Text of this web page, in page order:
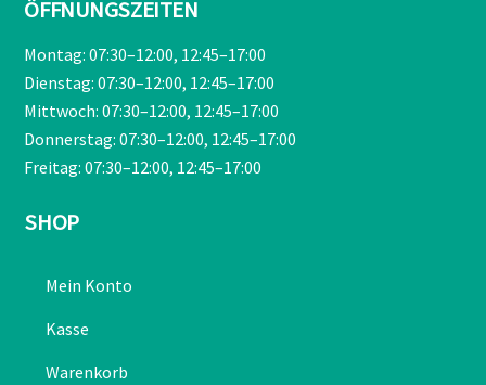
ÖFFNUNGSZEITEN
Montag: 07:30–12:00, 12:45–17:00
Dienstag: 07:30–12:00, 12:45–17:00
Mittwoch: 07:30–12:00, 12:45–17:00
Donnerstag: 07:30–12:00, 12:45–17:00
Freitag: 07:30–12:00, 12:45–17:00
SHOP
Mein Konto
Kasse
Warenkorb